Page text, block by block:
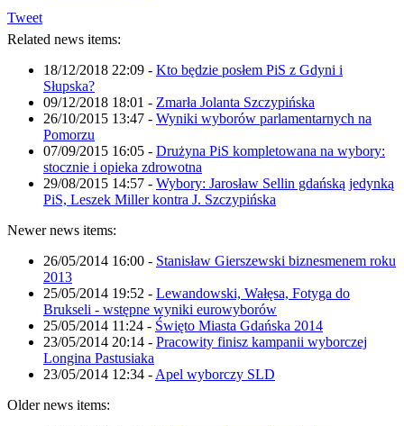
Tweet
Related news items:
18/12/2018 22:09 - Kto będzie posłem PiS z Gdyni i
Słupska?
09/12/2018 18:01 - Zmarła Jolanta Szczypińska
26/10/2015 13:47 - Wyniki wyborów parlamentarnych na
Pomorzu
07/09/2015 16:05 - Drużyna PiS kompletowana na wybory:
stocznie i opieka zdrowotna
29/08/2015 14:57 - Wybory: Jarosław Sellin gdańską jedynką
PiS, Leszek Miller kontra J. Szczypińska
Newer news items:
26/05/2014 16:00 - Stanisław Gierszewski biznesmenem roku
2013
25/05/2014 19:52 - Lewandowski, Wałęsa, Fotyga do
Brukseli - wstępne wyniki eurowyborów
25/05/2014 11:24 - Święto Miasta Gdańska 2014
23/05/2014 20:14 - Pracowity finisz kampanii wyborczej
Longina Pastusiaka
23/05/2014 12:34 - Apel wyborczy SLD
Older news items: